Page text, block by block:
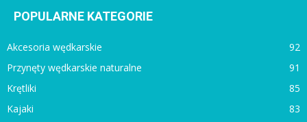
POPULARNE KATEGORIE
Akcesoria wędkarskie
92
Przynęty wędkarskie naturalne
91
Krętliki
85
Kajaki
83